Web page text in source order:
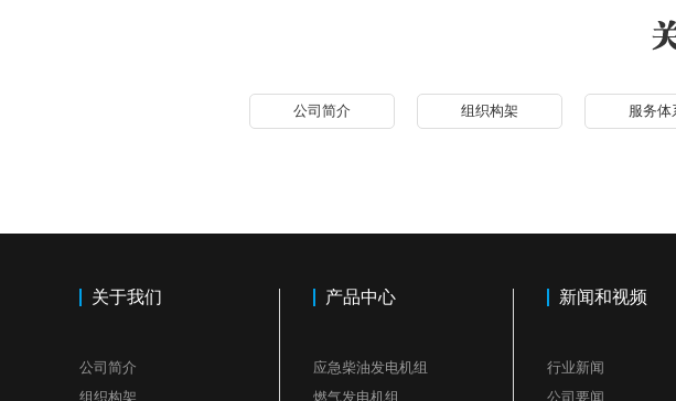
公司简介 组织构架 服务体
关于我们
公司简介
组织构架
产品中心
应急柴油发电机组
燃气发电机组
新闻和视频
行业新闻
公司要闻